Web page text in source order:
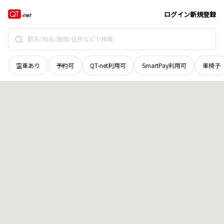
ログイン新規登録
空車あり 予約可 QT-net利用可 SmartPay利用可 車椅子
和歌山県